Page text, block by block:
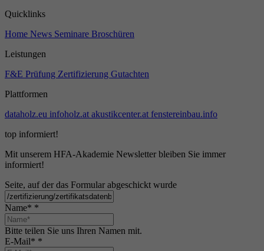
Quicklinks
Home News Seminare Broschüren
Leistungen
F&E Prüfung Zertifizierung Gutachten
Plattformen
dataholz.eu infoholz.at akustikcenter.at fenstereinbau.info
top informiert!
Mit unserem HFA-Akademie Newsletter bleiben Sie immer
informiert!
Seite, auf der das Formular abgeschickt wurde
Name* *
Bitte teilen Sie uns Ihren Namen mit.
E-Mail* *